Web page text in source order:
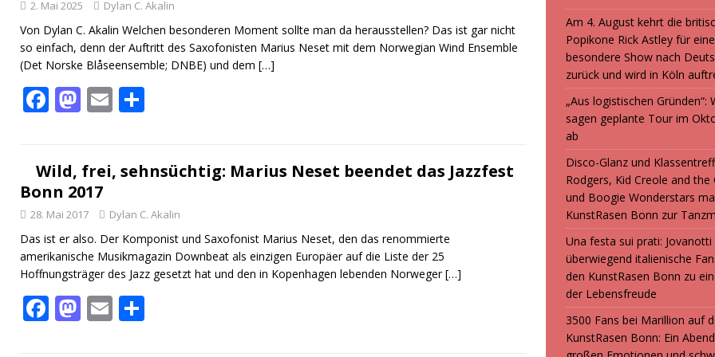
2. Mai 2025 Dylan C. Akalin
Von Dylan C. Akalin Welchen besonderen Moment sollte man da herausstellen? Das ist gar nicht
so einfach, denn der Auftritt des Saxofonisten Marius Neset mit dem Norwegian Wind Ensemble
(Det Norske Blåseensemble; DNBE) und dem […]
F
b
o
o
k
M
d
o
n
E
l n
Wild, frei, sehnsüchtig: Marius Neset beendet das Jazzfest
Bonn 2017
28. Mai 2017 Dylan C. Akalin
Das ist er also. Der Komponist und Saxofonist Marius Neset, den das renommierte
amerikanische Musikmagazin Downbeat als einzigen Europäer auf die Liste der 25
Hoffnungsträger des Jazz gesetzt hat und den in Kopenhagen lebenden Norweger[…]
F M E
Am 4. August kehrt die
Popikone Rick Astley für eine
besondere Show nach
zurück und wird in Köln
„Aus logistischen Gründen“:
sagen geplante Tour im
ab
Disco-Glanz und
Rodgers, Kid Creole and
und Boogie Wonderstars
KunstRasen Bonn zur
Una festa sui prati:
überwiegend italienische
den KunstRasen Bonn zu
der Lebensfreude
3500 Fans bei Marillion auf
KunstRasen Bonn: Ein